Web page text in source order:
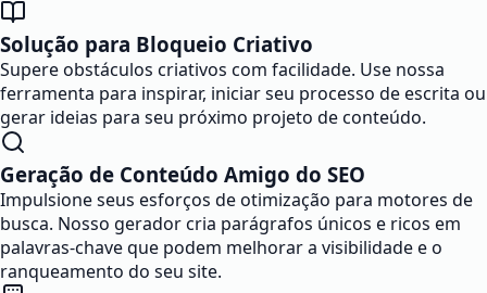
Solução para Bloqueio Criativo
Supere obstáculos criativos com facilidade. Use nossa
ferramenta para inspirar, iniciar seu processo de escrita ou
gerar ideias para seu próximo projeto de conteúdo.
Geração de Conteúdo Amigo do SEO
Impulsione seus esforços de otimização para motores de
busca. Nosso gerador cria parágrafos únicos e ricos em
palavras-chave que podem melhorar a visibilidade e o
ranqueamento do seu site.